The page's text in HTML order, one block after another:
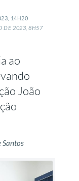
14H20
DE2023, 8H57
ao
João
Santos